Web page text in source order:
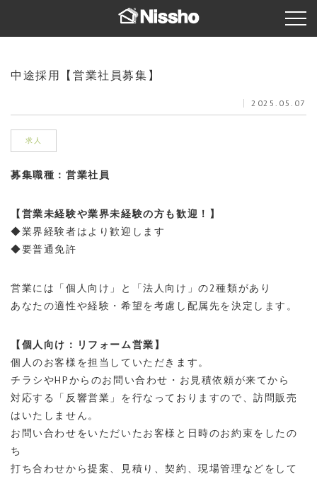
中途採用【営業社員募集】
2025.05.07
求人
募集職種：営業社員
【営業未経験や業界未経験の方も歓迎！】
◆業界経験者はより歓迎します
◆要普通免許
営業には「個人向け」と「法人向け」の2種類があり
あなたの適性や経験・希望を考慮し配属先を決定します。
【個人向け：リフォーム営業】
個人のお客様を担当していただきます。
チラシやHPからのお問い合わせ・お見積依頼が来てから
対応する「反響営業」を行なっておりますので、訪問販売
はいたしません。
お問い合わせをいただいたお客様と日時のお約束をしたの
ち
打ち合わせから提案、見積り、契約、現場管理などをして